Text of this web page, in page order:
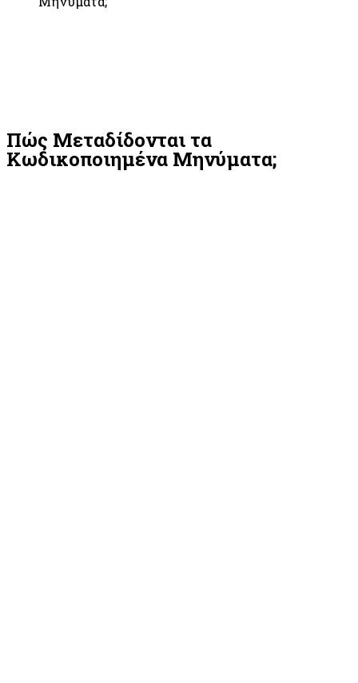
Πώς Μεταδίδονται τα
Κωδικοποιημένα Μηνύματα;